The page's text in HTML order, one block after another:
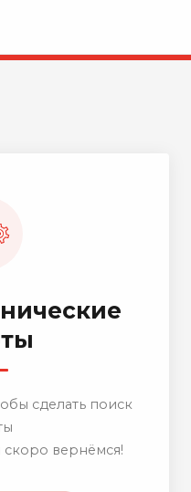
сделать поиск
вернёмся!